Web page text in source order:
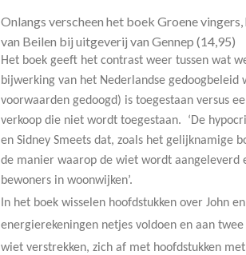
Onlangs verscheen het boek Groene
van Beilen bij uitgeverij van Gennep (14,95)
Het boek geeft het contrast weer tussen wat
bijwerking van het Nederlandse
voorwaarden gedoogd) is toegestaan versus
verkoop die niet wordt toegestaan. ‘De
en Sidney Smeets dat, zoals het gelijknamige
de manier waarop de wiet wordt aangeleverd
bewoners in woonwijken’.
In het boek wisselen hoofdstukken over John
energierekeningen netjes voldoen en aan
wiet verstrekken, zich af met hoofdstukken